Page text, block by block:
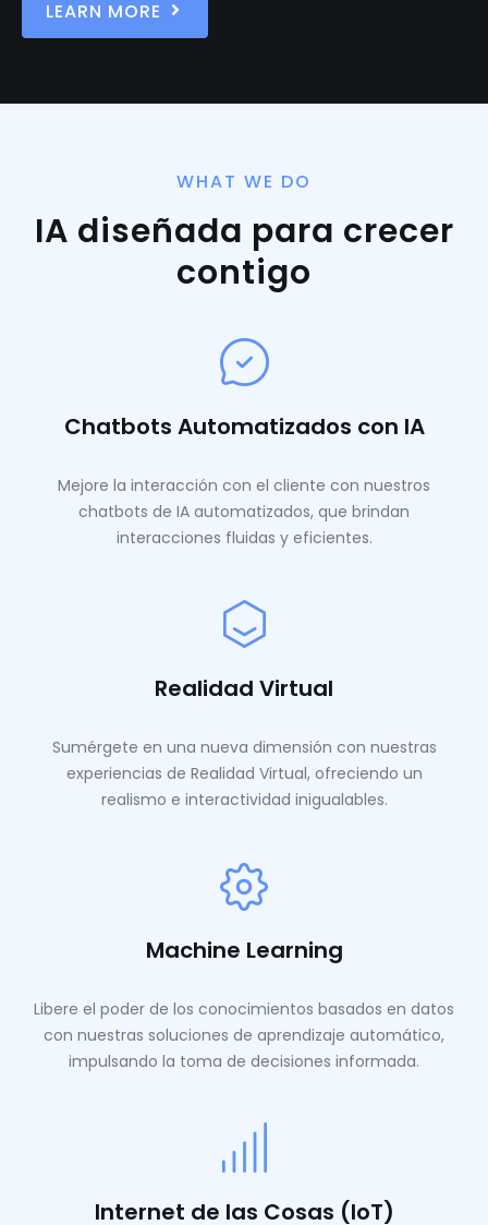
LEARN MORE
WHAT WE DO
IA diseñada para crecer
contigo
Chatbots Automatizados con IA
Mejore la interacción con el cliente con nuestros
chatbots de IA automatizados, que brindan
interacciones fluidas y eficientes.
Realidad Virtual
Sumérgete en una nueva dimensión con nuestras
experiencias de Realidad Virtual, ofreciendo un
realismo e interactividad inigualables.
Machine Learning
Libere el poder de los conocimientos basados ​​en datos
con nuestras soluciones de aprendizaje automático,
impulsando la toma de decisiones informada.
Internet de las Cosas (IoT)